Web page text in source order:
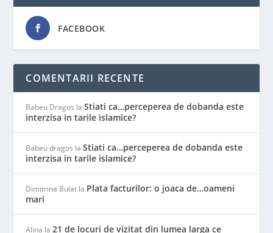
FACEBOOK
COMENTARII RECENTE
Babeu Dragos laStiati ca…perceperea de dobanda este
interzisa in tarile islamice?
Babeu dragos laStiati ca…perceperea de dobanda este
interzisa in tarile islamice?
Dimitrina Bulat la Plata facturilor: o joaca de…oameni
mari
Alina la21 de locuri de vizitat din lumea larga ce